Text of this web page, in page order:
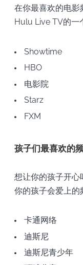
在你最喜欢的电影
Hulu Live TV的一
Showtime
HBO
电影院
Starz
FXM
孩子们最喜欢的频
想让你的孩子开
你的孩子会爱上的
卡通网络
迪斯尼
迪斯尼青少年